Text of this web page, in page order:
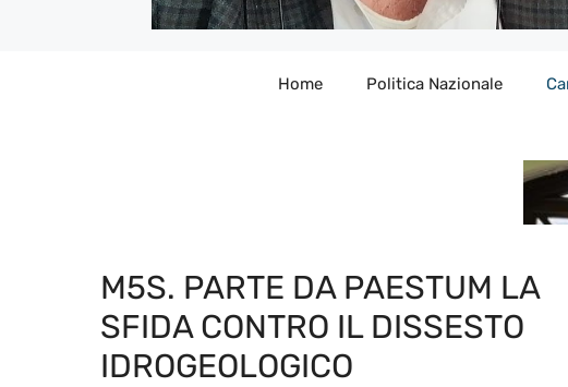
Home Politica Nazionale
M5S. PARTE DA PAESTUM LA
SFIDA CONTRO IL DISSESTO
IDROGEOLOGICO